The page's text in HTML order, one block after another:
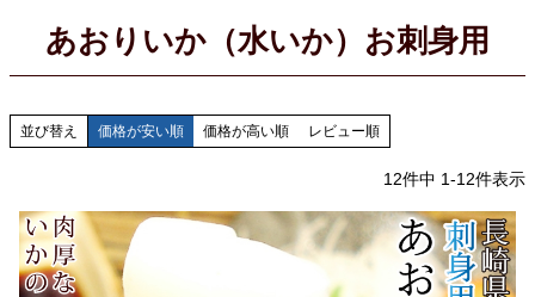
あおりいか（水いか）お刺身用
並び替え 価格が安い順 価格が高い順 レビュー順
12件中 1-12件表示